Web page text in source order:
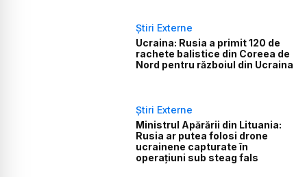
Știri Externe
Ucraina: Rusia a primit 120 de
rachete balistice din Coreea de
Nord pentru războiul din Ucraina
Știri Externe
Ministrul Apărării din Lituania:
Rusia ar putea folosi drone
ucrainene capturate în
operațiuni sub steag fals